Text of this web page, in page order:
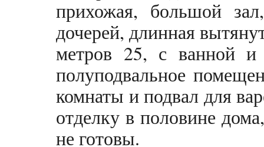
прихожая, большой
дочерей, длинная
метров 25, с ванной и
полуподвальное
комнаты и подвал для
отделку в половине
не готовы.